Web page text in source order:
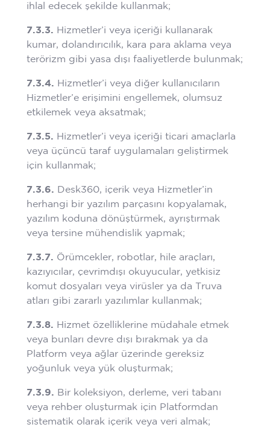
ihlal edecek şekilde kullanmak;
7.3.3. Hizmetler’i veya içeriği kullanarak
kumar, dolandırıcılık, kara para aklama veya
terörizm gibi yasa dışı faaliyetlerde bulunmak;
7.3.4. Hizmetler’i veya diğer kullanıcıların
Hizmetler’e erişimini engellemek, olumsuz
etkilemek veya aksatmak;
7.3.5. Hizmetler’i veya içeriği ticari amaçlarla
veya üçüncü taraf uygulamaları geliştirmek
için kullanmak;
7.3.6. Desk360, içerik veya Hizmetler’in
herhangi bir yazılım parçasını kopyalamak,
yazılım koduna dönüştürmek, ayrıştırmak
veya tersine mühendislik yapmak;
7.3.7. Örümcekler, robotlar, hile araçları,
kazıyıcılar, çevrimdışı okuyucular, yetkisiz
komut dosyaları veya virüsler ya da Truva
atları gibi zararlı yazılımlar kullanmak;
7.3.8. Hizmet özelliklerine müdahale etmek
veya bunları devre dışı bırakmak ya da
Platform veya ağlar üzerinde gereksiz
yoğunluk veya yük oluşturmak;
7.3.9. Bir koleksiyon, derleme, veri tabanı
veya rehber oluşturmak için Platformdan
sistematik olarak içerik veya veri almak;